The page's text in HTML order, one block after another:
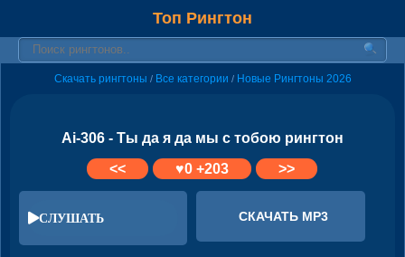
Топ Рингтон
Скачать рингтоны / Все категории / Новые Рингтоны 2026
Ai-306 - Ты да я да мы с тобою рингтон
<<
♥0+203 >>
СЛУШАТЬ СКАЧАТЬ MP3